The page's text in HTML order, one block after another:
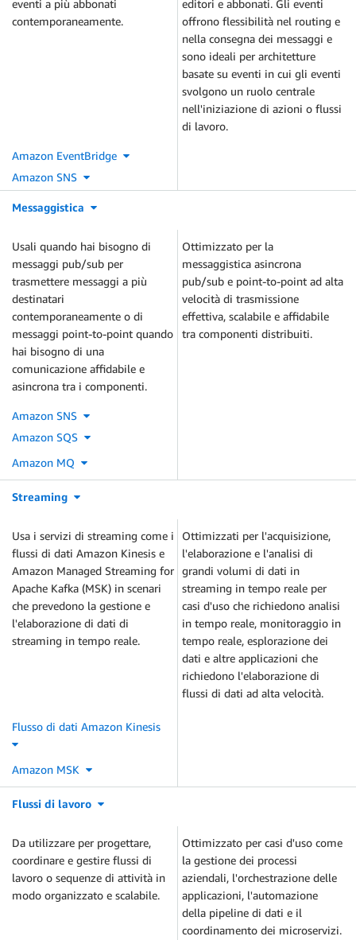
eventi a più abbonati
contemporaneamente.
editori e abbonati. Gli eventi
offrono flessibilità nel routing e
nella consegna dei messaggi e
sono ideali per architetture
basate su eventi in cui gli eventi
svolgono un ruolo centrale
nell'iniziazione di azioni o flussi
di lavoro.
Amazon EventBridge
Amazon SNS
Messaggistica
Usali quando hai bisogno di
messaggi pub/sub per
trasmettere messaggi a più
destinatari
contemporaneamente o di
messaggi point-to-point quando
hai bisogno di una
comunicazione affidabile e
asincrona tra i componenti.
Ottimizzato per la
messaggistica asincrona
pub/sub e point-to-point ad alta
velocità di trasmissione
effettiva, scalabile e affidabile
tra componenti distribuiti.
Amazon SNS
Amazon SQS
Amazon MQ
Streaming
Usa i servizi di streaming come i
flussi di dati Amazon Kinesis e
Amazon Managed Streaming for
Apache Kafka (MSK) in scenari
che prevedono la gestione e
l'elaborazione di dati di
streaming in tempo reale.
Ottimizzati per l'acquisizione,
l'elaborazione e l'analisi di
grandi volumi di dati in
streaming in tempo reale per
casi d'uso che richiedono analisi
in tempo reale, monitoraggio in
tempo reale, esplorazione dei
dati e altre applicazioni che
richiedono l'elaborazione di
flussi di dati ad alta velocità.
Flusso di dati Amazon Kinesis
Amazon MSK
Flussi di lavoro
Da utilizzare per progettare,
coordinare e gestire flussi di
lavoro o sequenze di attività in
modo organizzato e scalabile.
Ottimizzato per casi d'uso come
la gestione dei processi
aziendali, l'orchestrazione delle
applicazioni, l'automazione
della pipeline di dati e il
coordinamento dei microservizi.